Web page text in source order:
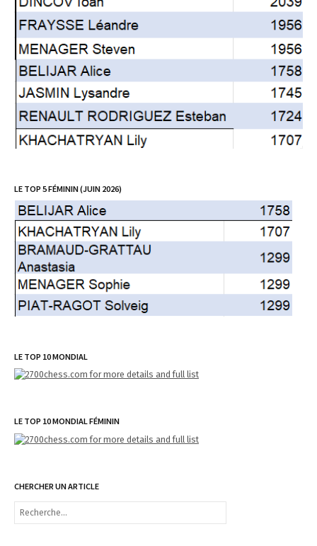
LE TOP 5 FÉMININ (JUIN 2026)
LE TOP 10 MONDIAL
LE TOP 10 MONDIAL FÉMININ
CHERCHER UN ARTICLE
R